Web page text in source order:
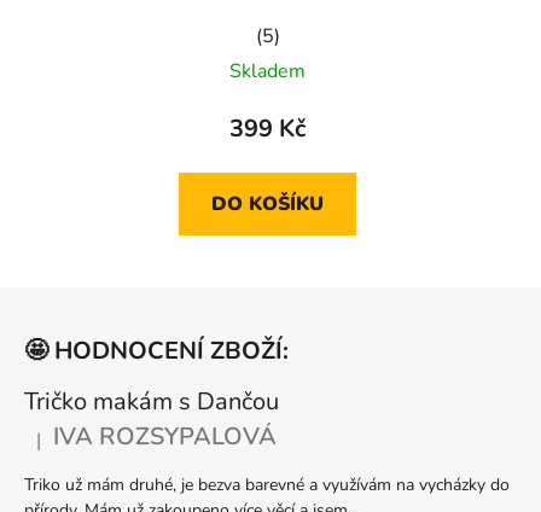
Průměrné
hodnocení
produktu
5,0
z
Skladem
399 Kč
DO KOŠÍKU
🤩 HODNOCENÍ ZBOŽÍ:
Tričko makám s Dančou
Hodnocení produktu je 5 z 5 hvězdiček.
| IVA ROZSYPALOVÁ
Triko už mám druhé, je bezva barevné a využívám na vycházky do